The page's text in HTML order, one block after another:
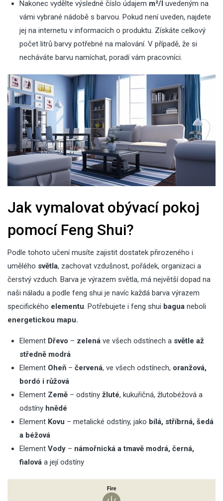
Nakonec vydělte výsledné číslo údajem m²/l uvedeným na
vámi vybrané nádobě s barvou. Pokud není uveden, najdete
jej na internetu v informacích o produktu. Získáte celkový
počet litrů barvy potřebné na malování. V případě, že si
necháváte barvu namíchat, poradí vám pracovníci.
Jak vymalovat obývací pokoj
pomocí Feng Shui?
Podle tohoto učení musíte zajistit dostatek přirozeného i
umělého světla, zachovat vzdušnost, pořádek, organizaci a
čerstvý vzduch. Barva je výrazem světla, má největší dopad na
naši náladu a podle feng shui je navíc každá barva výrazem
specifického elementu. Potřebujete i feng shui bagua neboli
energetickou mapu.
Element Dřevo – zelená ve všech odstínech a světle až
středně modrá
Element Oheň – červená, ve všech odstínech, oranžová,
bordó i růžová
Element Země – odstíny žluté, kukuřičná, žlutobéžová a
odstíny hnědé
Element Kovu – metalické odstíny, jako bílá, stříbrná, šedá
a béžová
Element Vody – námořnická a tmavě modrá, černá,
fialová a její odstíny